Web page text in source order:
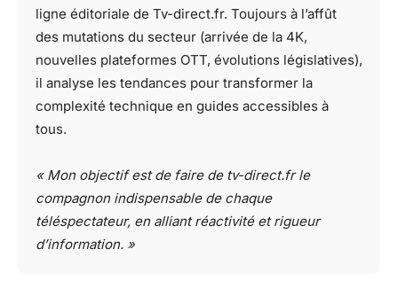
ligne éditoriale de Tv-direct.fr. Toujours à l’affût
des mutations du secteur (arrivée de la 4K,
nouvelles plateformes OTT, évolutions législatives),
il analyse les tendances pour transformer la
complexité technique en guides accessibles à
tous.
« Mon objectif est de faire de tv-direct.fr le
compagnon indispensable de chaque
téléspectateur, en alliant réactivité et rigueur
d’information. »